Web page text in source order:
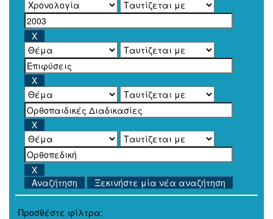
Ξεκινήστε μία νέα αναζήτηση
Προσθέστε φίλτρα: